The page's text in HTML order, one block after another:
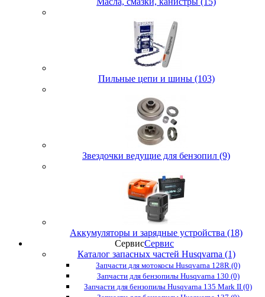
Пильные цепи и шины (103)
Звездочки ведущие для бензопил (9)
Аккумуляторы и зарядные устройства (18)
СервисСервис
Каталог запасных частей Husqvarna (1)
Запчасти для мотокосы Husqvarna 128R (0)
Запчасти для бензопилы Husqvarna 130 (0)
Запчасти для бензопилы Husqvarna 135 Mark II (0)